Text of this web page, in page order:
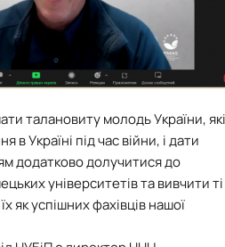
талановиту молодь України, які
Україні під час війни, і дати
додатково долучитися до
університетів та вивчити ті
успішних фахівців нашої